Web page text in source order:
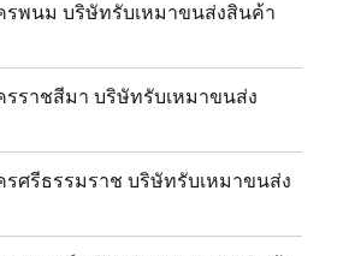
พนม บริษัทรับเหมาขนส่งสินค้า
ราชสีมา บริษัทรับเหมาขนส่ง
ศรีธรรมราช บริษัทรับเหมาขนส่ง